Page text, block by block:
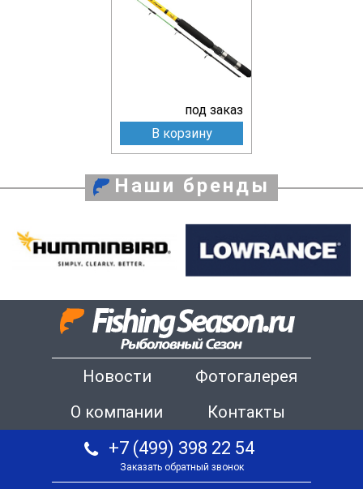
под заказ
В корзину
Наши бренды
Новости
Фотогалерея
О компании
Контакты
+7 (499) 398 22 54
Заказать обратный звонок